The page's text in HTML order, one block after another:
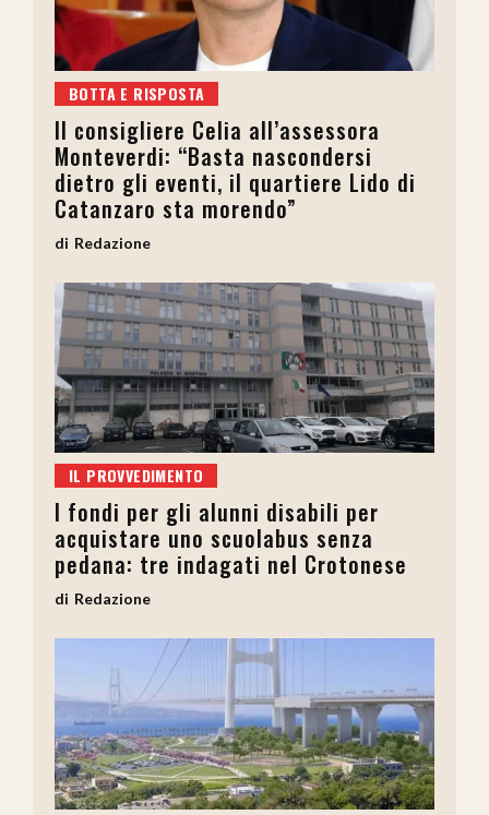
BOTTA E RISPOSTA
Il consigliere Celia all’assessora
Monteverdi: “Basta nascondersi
dietro gli eventi, il quartiere Lido di
Catanzaro sta morendo”
Redazione
IL PROVVEDIMENTO
I fondi per gli alunni disabili per
acquistare uno scuolabus senza
pedana: tre indagati nel Crotonese
Redazione